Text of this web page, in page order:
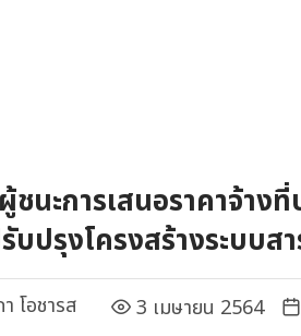
ชนะการเสนอราคาจ้า
ปรุงโครงสร้างระบบส
Back Office) ของ สพ
โอชารส 3 เมษายน 2564